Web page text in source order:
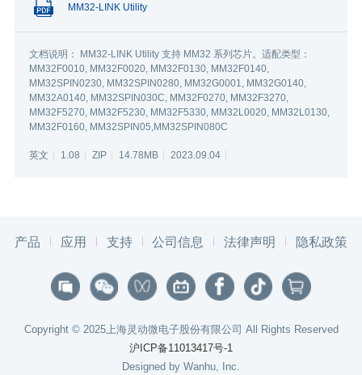
MM32-LINK Utility
文档说明： MM32-LINK Utility 支持 MM32 系列芯片。适配类型：
MM32F0010, MM32F0020, MM32F0130, MM32F0140,
MM32SPIN0230, MM32SPIN0280, MM32G0001, MM32G0140,
MM32A0140, MM32SPIN030C, MM32F0270, MM32F3270,
MM32F5270, MM32F5230, MM32F5330, MM32L0020, MM32L0130,
MM32F0160, MM32SPIN05,MM32SPIN080C
英文 1.08 ZIP 14.78MB 2023.09.04
产品 应用 支持 公司信息 法律声明 隐私政策
Copyright © 2025上海灵动微电子股份有限公司 All Rights Reserved
沪ICP备11013417号-1
Designed by Wanhu, Inc.